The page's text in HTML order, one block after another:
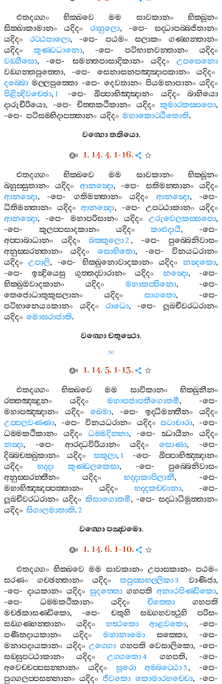
එතදග‍්ගං භික‍්ඛවෙ මම සාවකානං
භික‍්ඛූනං
සික‍්ඛාකාමානං
යදිදං රාහුලො, -පෙ- සද‍්ධාපබ‍්බජිතානං
යදිදං
රට‍්ඨපාලො, -පෙ- පඨමං සලාකං
ගණ‍්හන‍්තානං
යදිදං
කුණ‍්ඩධානො, -පෙ- පටිභානවන‍්තානං
යදිදං
වඞ‍්ගීසො, -පෙ- සමන‍්තපාසාදිකානං යදිදං
උපසෙනො
වඞ‍්ගන‍්තපුත‍්තො, -පෙ- සෙනාසනපඤ‍්ඤාපකානං
යදිදං
දබ‍්බො මල‍්ලපුත‍්තො -පෙ-දෙවතානං පියමනාපානං යදිදං
පිළින්‍දිවච‍්ඡො, 1 -පෙ- ඛිප‍්පාභිඤ‍්ඤානං යදිදං
බාහියො
දාරුචීරියො, -පෙ- චිත‍්තකථිකානං යදිදං කුමාරකස‍්සපො,
-පෙ- පටිසම‍්භිදාපත‍්තානං යදිදං මහාකොට‍්ඨිතොති.
වග‍්ගොතතියො.
1. 14. 4. 1-16.
එතදග‍්ගං භික‍්ඛවෙ මම සාවකානං
භික‍්ඛූනං
බහුස‍්සුතානං
යදිදං ආනන්‍දො, -පෙ- සතිමන‍්තානං
යදිදං
ආනන්‍දො, -පෙ- ගතිමන‍්තානං යදිදං ආනන්‍දො, -පෙ-
ධිතිමන‍්තානං යදිදං ආනන්‍දො, -පෙ- උපට‍්ඨාකානං යදිදං
ආනන්‍දො, -පෙ- මහාපරිසානං යදිදං උරුවෙලකස‍්සපො,
-පෙ- කුලප‍්පසාදකානං යදිදං කාළුදායී, -පෙ-
අප‍්පාබාධානං
යදිදං බක‍්කුලො2 , -පෙ- පුබ‍්බෙනිවාසං
අනුස‍්සරන‍්තානං
යදිදං සොභිතො, -පෙ- විනයධරානං
යදිදං උපාලි, -පෙ- භික‍්ඛුනොවාදකානං යදිදං නන්‍දකො,
-පෙ-ඉන්‍ද්‍රියෙසු ගුත‍්තද‍්වාරානං යදිදං නන්‍දො, -පෙ-
භික‍්ඛුඔවාදකානං
යදිදං මහාකප‍්පිනො, -පෙ-
තෙජොධාතුකුසලානං
යදිදං සාගතො, -පෙ-
පටිභානෙය්‍යකානං
යදිදං රාධො, -පෙ- ලූඛචීවරධරානං
යදිදං මොඝරාජාති.
වග‍්ගොචතුත්‍ථො.
50
1. 14. 5. 1-13.
එතදග‍්ගං භික‍්ඛවෙ මම සාවිකානං
භික‍්ඛුනීනං
රත‍්තඤ‍්ඤූනං
යදිදං මහාපජාපතීගොතමී, -පෙ-
මහාපඤ‍්ඤානං
යදිදං ඛෙමා, -පෙ- ඉද‍්ධිමන‍්තීනං
යදිදං
උප‍්පලවණ‍්ණා, -පෙ-විනයධරානං යදිදං පටාචාරා, -පෙ-
ධම‍්මකථිකානං
යදිදං ධම‍්මදින‍්නා, -පෙ- ඣායීනං
යදිදං
නන්‍දා, -පෙ- ආරද‍්ධවිරියානං යදිදං සොණා, -පෙ-
දිබ‍්බචක‍්ඛුකානං
යදිදං සකුලා, 1 -පෙ- ඛිප‍්පාභිඤ‍්ඤානං
යදිදං
භද‍්දා කුණ‍්ඩලකෙසා, -පෙ- පුබ‍්බෙනිවාසං
අනුස‍්සරන‍්තීනං
යදිදං භද‍්දාකාපිලානී, -පෙ-
මහාභිඤ‍්ඤප‍්පත‍්තානං
යදිදං භද‍්දකච‍්චානා, -පෙ-
ලූඛචීවරධරානං යදිදං කිසාගොතමී, -පෙ- සද‍්ධාධිමුත‍්තානං
යදිදං සිගාලමාතාති. 2
වග‍්ගොපඤ‍්චමො.
1. 14. 6. 1-10.
එතදග‍්ගං භික‍්ඛවෙ මම සාවකානං උපාසකානං පඨමං
සරණං
ගච‍්ඡන‍්තානං යදිදං තපුස‍්සභල‍්ලිකා3 වාණිජා,
-පෙ- දායකානං යදිදං සුදත‍්තො ගහපති අනාථපිණ‍්ඩිකො,
-පෙ- ධම‍්මකථිකානං යදිදං චිත‍්තො
ගහපති
මච‍්ඡිකාසණ‍්ඩිකො, -පෙ- චතූහි සඞ‍්ගහවත්‍ථූහි
පරිසං
සඞ‍්ගණ‍්හන‍්තානං
යදිදං හත්‍ථකො ආළවකො, -පෙ-
පණීතදායකානං
යදිදං මහානාමො සක‍්කො, -පෙ-
මනාපදායකානං යදිදං උග‍්ගො ගහපති වෙසාලිකො, -පෙ-
සඞ‍්ඝුපට‍්ඨාකානං
යදිදං උග‍්ගතො 4 ගහපති, -පෙ-
අවෙච‍්චප‍්පසන‍්නානං
යදිදං සූරො අම‍්බට‍්ඨො5, -පෙ-
පුග‍්ගලප‍්පසන‍්නානං යදිදං ජීවකො කොමාරභච‍්චො, -පෙ-